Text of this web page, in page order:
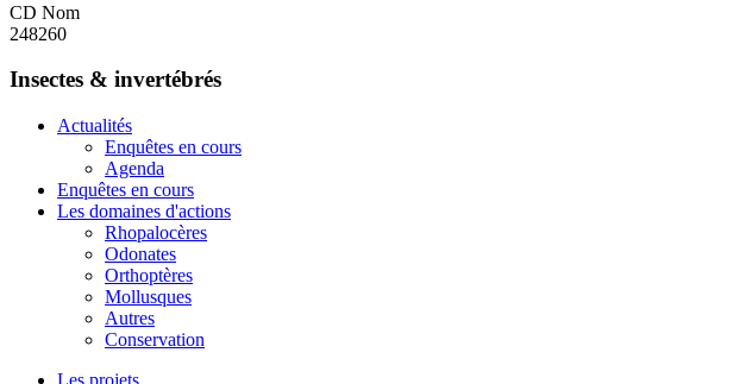
CD Nom
248260
Insectes & invertébrés
Actualités
Enquêtes en cours
Agenda
Enquêtes en cours
Les domaines d'actions
Rhopalocères
Odonates
Orthoptères
Mollusques
Autres
Conservation
Les projets